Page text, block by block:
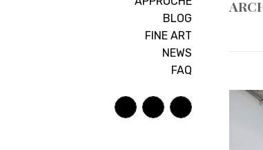
BLOG
FINE ART
NEWS
FAQ